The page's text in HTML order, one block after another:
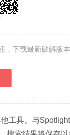
，下载最新破解版本
工具。与